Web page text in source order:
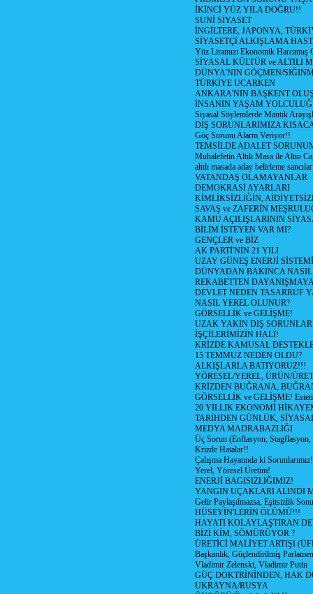
İKİNCİ YÜZ YILA DOĞRU!!
SUNİ SİYASET
İNGİLTERE, JAPONYA,
SİYASETÇİ ALKIŞLAMA
Yüz Liramızı Ekonomik Harcamış
SİYASAL KÜLTÜR ve ALTILI
DÜNYA'NIN GÖÇMEN/
TÜRKİYE UCARKEN
ANKARA'NIN BAŞKENT
İNSANIN YAŞAM
Siyasal Söylemlerde Mantık
DIŞ SORUNLARIMIZA
Göç Sorunu Alarm Veriyor!!
TEMSİLDE ADALET
Muhalefetin Altılı Masa ile Altın
altılı masada aday belirleme
VATANDAŞ OLAMAYANLAR
DEMOKRASİ AYARLARI
KİMLİKSİZLİĞİN,
SAVAŞ ve ZAFERİN
KAMU AÇILIŞLARININ
BİLİM İSTEYEN VAR MI?
GENÇLER ve BİZ
AK PARTİ'NİN 21 YILI
UZAY GÜNEŞ ENERJİ SİSTEMİ
DÜNYADAN BAKINCA
REKABETTEN
DEVLET NEDEN TASARRUF
NASIL YEREL OLUNUR?
GÖRSELLİK ve GELİŞME!
UZAK YAKIN DIŞ
İŞÇİLERİMİZİN HALİ!
KRİZDE KAMUSAL
15 TEMMUZ NEDEN OLDU?
ALKIŞLARLA BATIYORUZ!!!
YÖRESEL/YEREL, ÜRÜN/
KRİZDEN BUĞRANA,
GÖRSELLİK ve GELİŞME!
20 YILLIK EKONOMİ
TARİHDEN GÜNLÜK,
MEDYA MADRABAZLIĞI
Üç Sorun (Enflasyon, Stagflasyon,
Krizde Hatalar!!
Çalışma Hayatında ki
Yerel, Yöresel Üretim!
ENERJİ BAGISIZLIĞIMIZ!
YANGIN UÇAKLARI ALINDI
Gelir Paylaşılmazsa, Eşitsizlik
HÜSEYİN'LERİN ÖLÜMÜ!!!
HAYATI KOLAYLAŞTIRAN
BİZİ KİM, SÖMÜRÜYOR ?
ÜRETİCİ MALİYET ARTIŞI
Başkanlık, Güçlendirilmiş
Vladimir Zelenski, Vladimir Putin
GÜÇ DOKTRİNİNDEN, HAK
UKRAYNA/RUSYA